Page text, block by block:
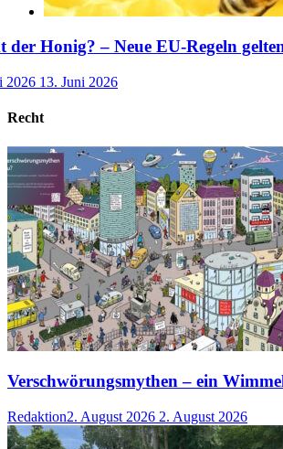
der Honig? – Neue EU-Regeln
2026 13. Juni 2026
Recht
Verschwörungsmythen – ein
Redaktion2. August 2026 2. August 2026